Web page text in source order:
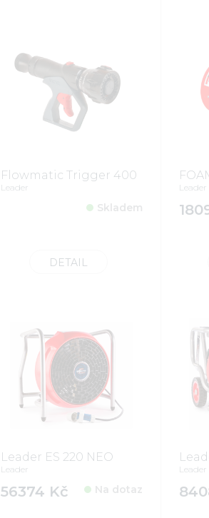
Flowmatic Trigger 400
Leader
Skladem
DETAIL
Leader
Leader ES 220 NEO
Leader
56374 Kč Na dotaz
Leader